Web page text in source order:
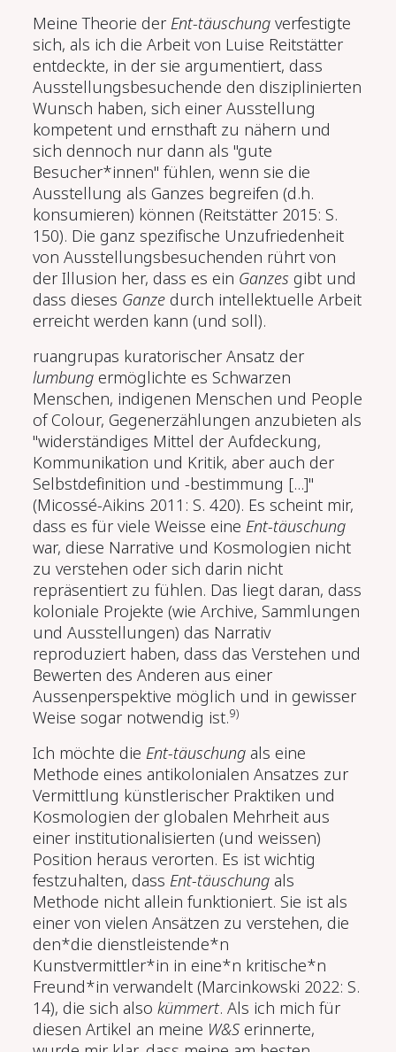
Meine Theorie der Ent-täuschung verfestigte
sich, als ich die Arbeit von Luise Reitstätter
entdeckte, in der sie argumentiert, dass
Ausstellungsbesuchende den disziplinierten
Wunsch haben, sich einer Ausstellung
kompetent und ernsthaft zu nähern und
sich dennoch nur dann als "gute
Besucher*innen" fühlen, wenn sie die
Ausstellung als Ganzes begreifen (d.h.
konsumieren) können (Reitstätter 2015: S.
150). Die ganz spezifische Unzufriedenheit
von Ausstellungsbesuchenden rührt von
der Illusion her, dass es ein Ganzes gibt und
dass dieses Ganze durch intellektuelle Arbeit
erreicht werden kann (und soll).
ruangrupas kuratorischer Ansatz der
lumbung ermöglichte es Schwarzen
Menschen, indigenen Menschen und People
of Colour, Gegenerzählungen anzubieten als
"widerständiges Mittel der Aufdeckung,
Kommunikation und Kritik, aber auch der
Selbstdefinition und -bestimmung [...]"
(Micossé-Aikins 2011: S. 420). Es scheint mir,
dass es für viele Weisse eine Ent-täuschung
war, diese Narrative und Kosmologien nicht
zu verstehen oder sich darin nicht
repräsentiert zu fühlen. Das liegt daran, dass
koloniale Projekte (wie Archive, Sammlungen
und Ausstellungen) das Narrativ
reproduziert haben, dass das Verstehen und
Bewerten des Anderen aus einer
Aussenperspektive möglich und in gewisser
Weise sogar notwendig ist.9)
Ich möchte die Ent-täuschung als eine
Methode eines antikolonialen Ansatzes zur
Vermittlung künstlerischer Praktiken und
Kosmologien der globalen Mehrheit aus
einer institutionalisierten (und weissen)
Position heraus verorten. Es ist wichtig
festzuhalten, dass Ent-täuschung als
Methode nicht allein funktioniert. Sie ist als
einer von vielen Ansätzen zu verstehen, die
den*die dienstleistende*n
Kunstvermittler*in in eine*n kritische*n
Freund*in verwandelt (Marcinkowski 2022: S.
14), die sich also kümmert. Als ich mich für
diesen Artikel an meine W&S erinnerte,